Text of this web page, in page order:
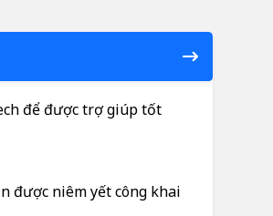
để được trợ giúp tốt
được niêm yết công khai